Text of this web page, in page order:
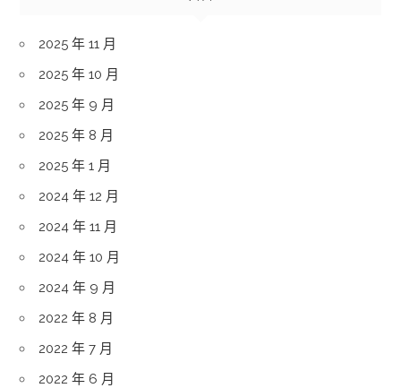
2025 年 11 月
2025 年 10 月
2025 年 9 月
2025 年 8 月
2025 年 1 月
2024 年 12 月
2024 年 11 月
2024 年 10 月
2024 年 9 月
2022 年 8 月
2022 年 7 月
2022 年 6 月